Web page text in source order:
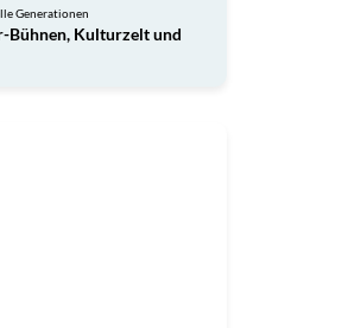
Generationen
Bühnen, Kulturzelt und